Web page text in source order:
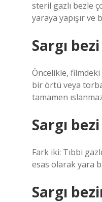
steril gazlı bezle
yaraya yapışır
Sargı
Öncelikle,
bir örtü veya
tamamen
Sargı
Fark iki: Tıbbi
esas olarak yara
Sargı